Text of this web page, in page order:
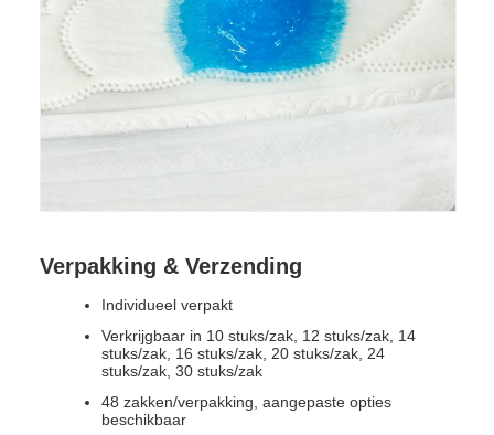
Verpakking & Verzending
Individueel verpakt
Verkrijgbaar in 10 stuks/zak, 12 stuks/zak, 14
stuks/zak, 16 stuks/zak, 20 stuks/zak, 24
stuks/zak, 30 stuks/zak
48 zakken/verpakking, aangepaste opties
beschikbaar